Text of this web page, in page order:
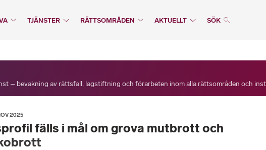
TJÄNSTER RÄTTSOMRÅDEN AKTUELLT SÖK
– bevakning av rättsfall, lagstiftning och förarbeten inom alla rättsområden och
2025
fälls i mål om grova mutbrott och